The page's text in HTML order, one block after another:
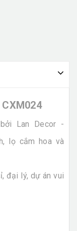
Lan Decor -
lọ cắm hoa và
đại lý, dự án vui